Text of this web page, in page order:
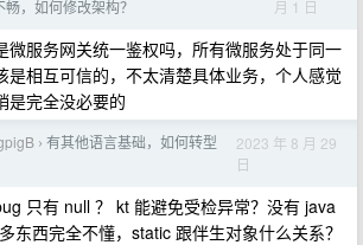
，如何修改架构？
月 1 日
微服务网关统一鉴权吗，所有微服务处于同一
是相互可信的，不太清楚具体业务，个人感觉
是完全没必要的
› 有其他语言基础，如何转型
2023 年 8 月 29
日
只有 null ？ kt 能避免受检异常？没有 java
东西完全不懂，static 跟伴生对象什么关系？